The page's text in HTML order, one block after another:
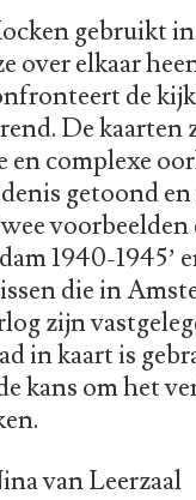
gebruikt
over elkaar
de
De kaarten
en complexe
getoond
1940-1945’
die in
zijn
in kaart is
kans om het
van Leerzaal